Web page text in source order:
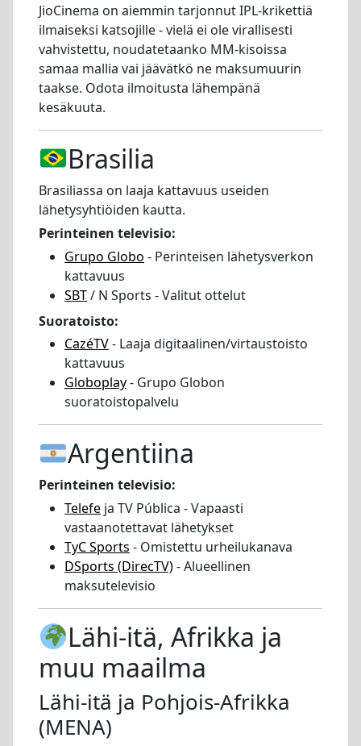
JioCinema on aiemmin tarjonnut IPL-krikettiä
ilmaiseksi katsojille - vielä ei ole virallisesti
vahvistettu, noudatetaanko MM-kisoissa
samaa mallia vai jäävätkö ne maksumuurin
taakse. Odota ilmoitusta lähempänä
kesäkuuta.
Brasilia
Brasiliassa on laaja kattavuus useiden
lähetysyhtiöiden kautta.
Perinteinen televisio:
Grupo Globo - Perinteisen lähetysverkon
kattavuus
SBT/ N Sports - Valitut ottelut
Suoratoisto:
CazéTV- Laaja digitaalinen/virtaustoisto
kattavuus
Globoplay- Grupo Globon
suoratoistopalvelu
Argentiina
Perinteinen televisio:
Telefe ja TV Pública - Vapaasti
vastaanotettavat lähetykset
TyC Sports - Omistettu urheilukanava
DSports (DirecTV)- Alueellinen
maksutelevisio
Lähi-itä, Afrikka ja
muu maailma
Lähi-itä ja Pohjois-Afrikka
(MENA)